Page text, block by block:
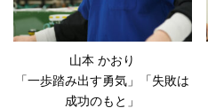
山本 かおり
「一歩踏み出す勇気」「失敗は
成功のもと」